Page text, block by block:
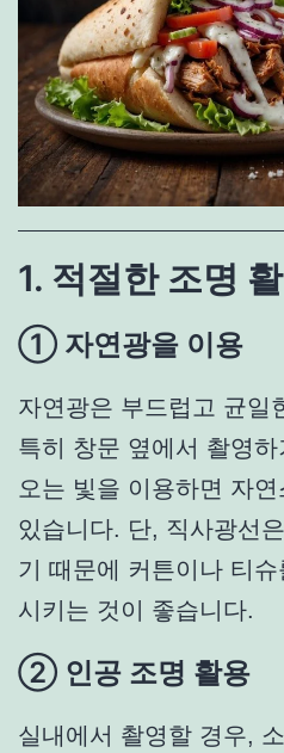
1. 적절한 조명
① 자연광을 이용
자연광은 부드럽고 균일
특히 창문 옆에서 촬영
오는 빛을 이용하면 자
있습니다. 단, 직사광선
기 때문에 커튼이나 티
시키는 것이 좋습니다.
② 인공 조명 활용
실내에서 촬영할 경우,